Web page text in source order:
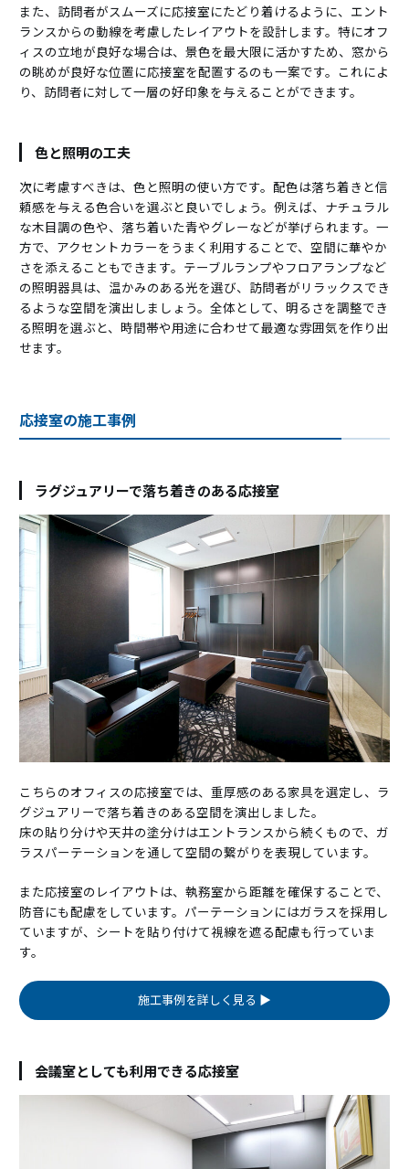
また、訪問者がスムーズに応接室にたどり着けるように、エント
ランスからの動線を考慮したレイアウトを設計します。特にオフ
ィスの立地が良好な場合は、景色を最大限に活かすため、窓から
の眺めが良好な位置に応接室を配置するのも一案です。これによ
り、訪問者に対して一層の好印象を与えることができます。
色と照明の工夫
次に考慮すべきは、色と照明の使い方です。配色は落ち着きと信
頼感を与える色合いを選ぶと良いでしょう。例えば、ナチュラル
な木目調の色や、落ち着いた青やグレーなどが挙げられます。一
方で、アクセントカラーをうまく利用することで、空間に華やか
さを添えることもできます。テーブルランプやフロアランプなど
の照明器具は、温かみのある光を選び、訪問者がリラックスでき
るような空間を演出しましょう。全体として、明るさを調整でき
る照明を選ぶと、時間帯や用途に合わせて最適な雰囲気を作り出
せます。
応接室の施工事例
ラグジュアリーで落ち着きのある応接室
こちらのオフィスの応接室では、重厚感のある家具を選定し、ラ
グジュアリーで落ち着きのある空間を演出しました。
床の貼り分けや天井の塗分けはエントランスから続くもので、ガ
ラスパーテーションを通して空間の繋がりを表現しています。
また応接室のレイアウトは、執務室から距離を確保することで、
防音にも配慮をしています。パーテーションにはガラスを採用し
ていますが、シートを貼り付けて視線を遮る配慮も行っていま
す。
施工事例を詳しく見る ▶
会議室としても利用できる応接室